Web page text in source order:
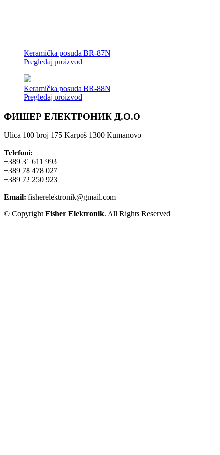
Keramička posuda BR-87N
Pregledaj proizvod
Keramička posuda BR-88N
Pregledaj proizvod
ФИШЕР ЕЛЕКТРОНИК Д.О.О
Ulica 100 broj 175 Karpoš 1300 Kumanovo
Telefoni:
+389 31 611 993
+389 78 478 027
+389 72 250 923
Email: fisherelektronik@gmail.com
© CopyrightFisher Elektronik. All Rights Reserved